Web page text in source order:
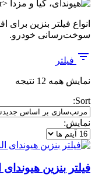
انواع فیلتر بنزین
سوخت‌رسانی خودرو.
فیلتر
نمایش همه 12 نتیجه
Sort:
نمایش:
فیلتر بنزین هیوندای